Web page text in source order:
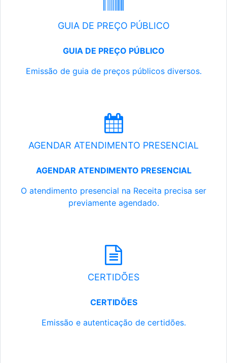
GUIA DE PREÇO PÚBLICO
GUIA DE PREÇO PÚBLICO
Emissão de guia de preços públicos diversos.
AGENDAR ATENDIMENTO PRESENCIAL
AGENDAR ATENDIMENTO PRESENCIAL
O atendimento presencial na Receita precisa ser
previamente agendado.
CERTIDÕES
CERTIDÕES
Emissão e autenticação de certidões.